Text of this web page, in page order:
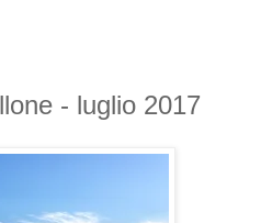
- luglio 2017